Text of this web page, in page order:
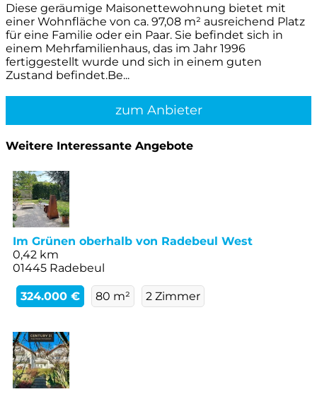
Diese geräumige Maisonettewohnung bietet mit
einer Wohnfläche von ca. 97,08 m² ausreichend Platz
für eine Familie oder ein Paar. Sie befindet sich in
einem Mehrfamilienhaus, das im Jahr 1996
fertiggestellt wurde und sich in einem guten
Zustand befindet.Be...
zum Anbieter
Weitere Interessante Angebote
Im Grünen oberhalb von Radebeul West
0,42 km
01445 Radebeul
324.000 € 80 m² 2 Zimmer